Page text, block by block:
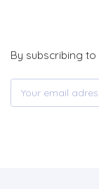
By subscribing